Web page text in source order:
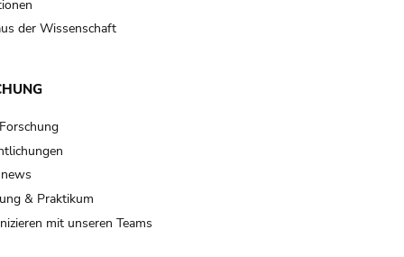
der Wissenschaft
& Praktikum
mit unseren Teams